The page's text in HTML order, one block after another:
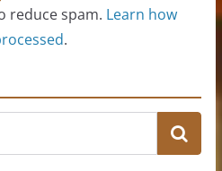
reduce spam. Learn how
.